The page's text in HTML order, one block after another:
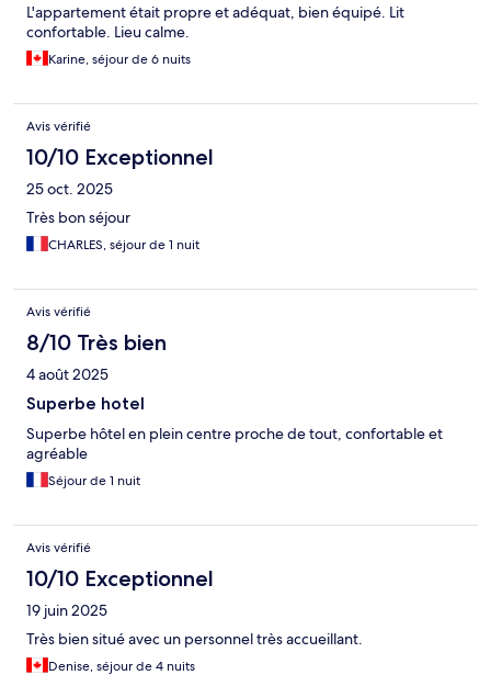
L'appartement était propre et adéquat, bien équipé. Lit
confortable. Lieu calme.
Karine, séjour de 6 nuits
Avis vérifié
10/10 Exceptionnel
25 oct. 2025
Très bon séjour
CHARLES, séjour de 1 nuit
Avis vérifié
8/10 Très bien
4 août 2025
Superbe hotel
Superbe hôtel en plein centre proche de tout, confortable et
agréable
Séjour de 1 nuit
Avis vérifié
10/10 Exceptionnel
19 juin 2025
Très bien situé avec un personnel très accueillant.
Denise, séjour de 4 nuits